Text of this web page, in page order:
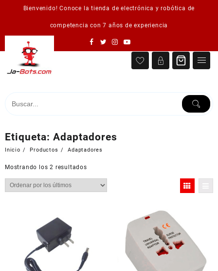
Bienvenido! Conoce la tienda de electrónica y robótica de
competencia con 7 años de experiencia
Etiqueta: Adaptadores
Inicio Productos Adaptadores
Mostrando los 2 resultadosOrdenado
por